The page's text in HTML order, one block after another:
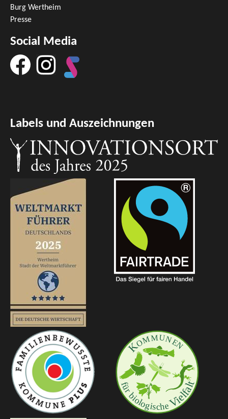
Burg Wertheim
Presse
Social Media
Labels und Auszeichnungen